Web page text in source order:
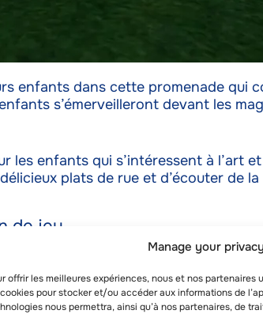
Manage your privacy
offrir les meilleures expériences, nous et nos
pour stocker et/ou accéder aux informations de
nous permettra, ainsi qu’à nos partenaires, de
enfants dans cette promenade qui
s’émerveilleront devant les
les enfants qui s’intéressent à l’art
plats de rue et d’écouter de
de jeu
jeux à Los Angeles, il y a de fortes
pour trouver un nouveau terrain de
vous aurez l’embarras du